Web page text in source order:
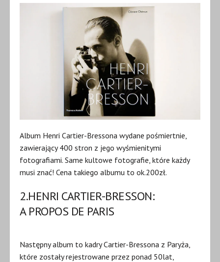
Album Henri Cartier-Bressona wydane pośmiertnie,
zawierający 400 stron z jego wyśmienitymi
fotografiami. Same kultowe fotografie, które każdy
musi znać! Cena takiego albumu to ok.200zł.
2.HENRI CARTIER-BRESSON:
A PROPOS DE PARIS
Następny album to kadry Cartier-Bressona z Paryża,
które zostały rejestrowane przez ponad 50lat,